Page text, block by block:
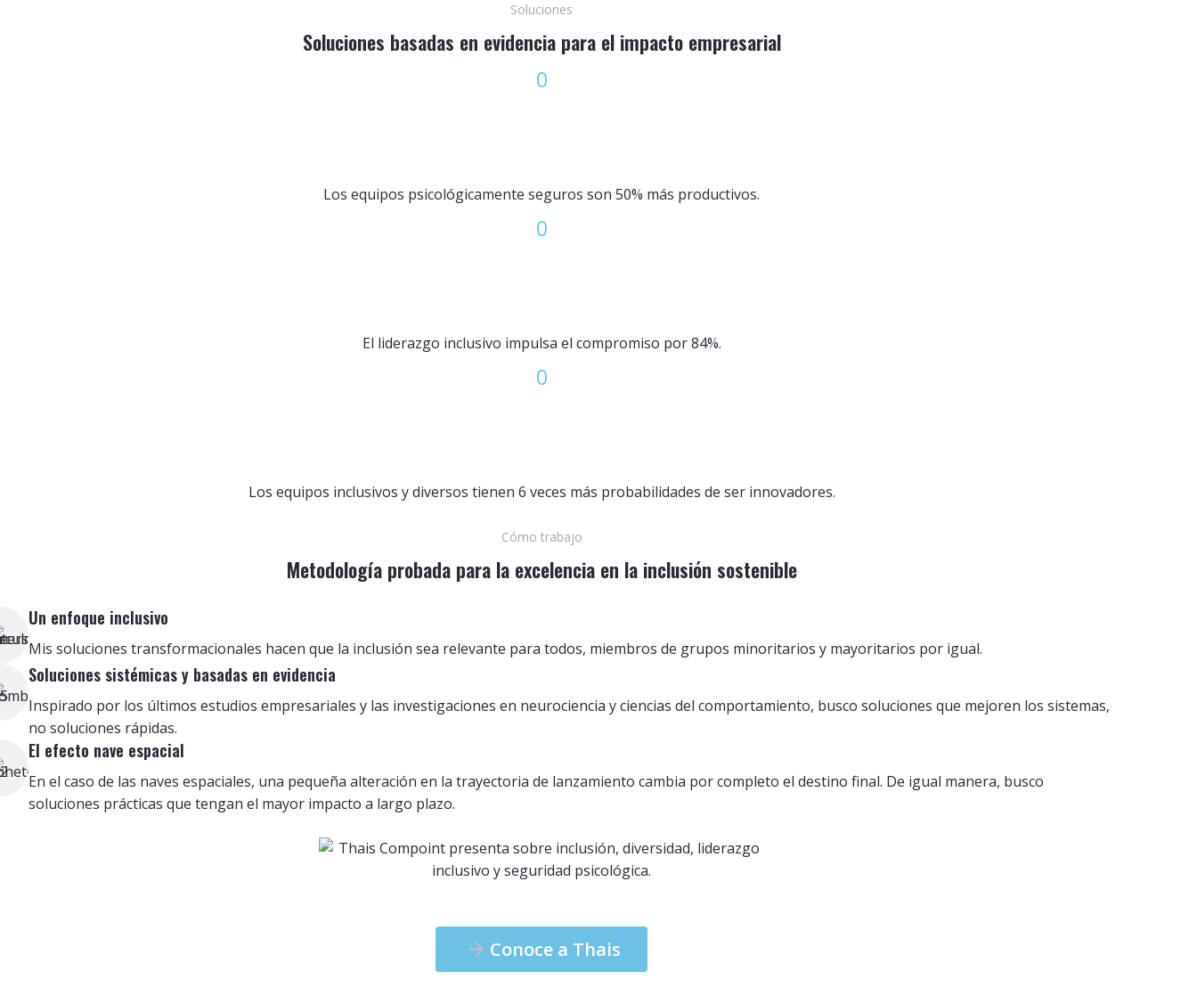
Soluciones
Soluciones basadas en evidencia para el impacto empresarial
0
Los equipos psicológicamente seguros son 50% más productivos.
0
El liderazgo inclusivo impulsa el compromiso por 84%.
0
Los equipos inclusivos y diversos tienen 6 veces más probabilidades de ser innovadores.
Cómo trabajo
Metodología probada para la excelencia en la inclusión sostenible
Un enfoque inclusivo
Mis soluciones transformacionales hacen que la inclusión sea relevante para todos, miembros de grupos minoritarios y mayoritarios por igual.
Soluciones sistémicas y basadas en evidencia
Inspirado por los últimos estudios empresariales y las investigaciones en neurociencia y ciencias del comportamiento, busco soluciones que mejoren los sistemas,
no soluciones rápidas.
El efecto nave espacial
En el caso de las naves espaciales, una pequeña alteración en la trayectoria de lanzamiento cambia por completo el destino final. De igual manera, busco
soluciones prácticas que tengan el mayor impacto a largo plazo.
Conoce a Thais